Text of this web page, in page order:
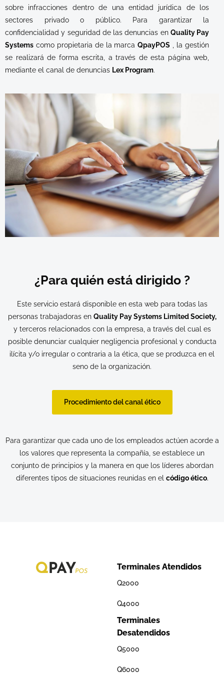
sobre infracciones dentro de una entidad jurídica de los
sectores privado o público. Para garantizar la
confidencialidad y seguridad de las denuncias en Quality Pay
Systems como propietaria de la marcaQpayPOS , la gestión
se realizará de forma escrita, a través de esta página web,
mediante el canal de denuncias Lex Program.
¿Para quién está dirigido ?​
Este servicio estará disponible en esta web para todas las
personas trabajadoras en Quality Pay Systems Limited Society,
y terceros relacionados con la empresa, a través del cual es
posible denunciar cualquier negligencia profesional y conducta
ilícita y/o irregular o contraria a la ética, que se produzca en el
seno de la organización.
Procedimiento del canal ético
Para garantizar que cada uno de los empleados actúen acorde a
los valores que representa la compañía, se establece un
conjunto de principios y la manera en que los líderes abordan
diferentes tipos de situaciones reunidas en el código ético.
Terminales Atendidos
Q2000
Q4000
Terminales
Desatendidos
Q5000
Q6000